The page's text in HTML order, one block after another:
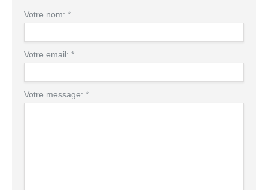
Votre nom: *
Votre email: *
Votre message: *